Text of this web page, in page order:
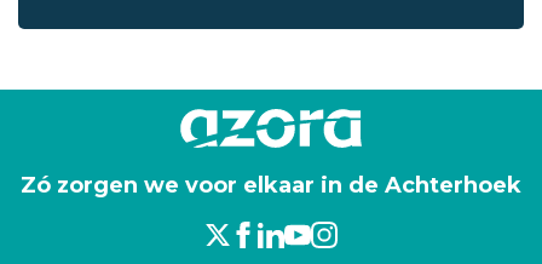
Zó zorgen we voor elkaar in de Achterhoek